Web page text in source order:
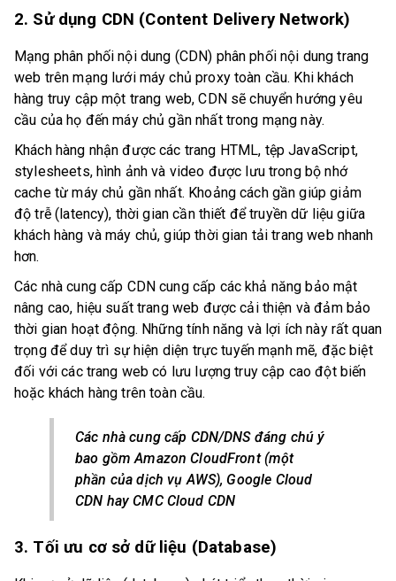
2. Sử dụng CDN (Content Delivery Network)
Mạng phân phối nội dung (CDN) phân phối nội dung trang
web trên mạng lưới máy chủ proxy toàn cầu. Khi khách
hàng truy cập một trang web, CDN sẽ chuyển hướng yêu
cầu của họ đến máy chủ gần nhất trong mạng này.
Khách hàng nhận được các trang HTML, tệp JavaScript,
stylesheets, hình ảnh và video được lưu trong bộ nhớ
cache từ máy chủ gần nhất. Khoảng cách gần giúp giảm
độ trễ (latency), thời gian cần thiết để truyền dữ liệu giữa
khách hàng và máy chủ, giúp thời gian tải trang web nhanh
hơn.
Các nhà cung cấp CDN cung cấp các khả năng bảo mật
nâng cao, hiệu suất trang web được cải thiện và đảm bảo
thời gian hoạt động. Những tính năng và lợi ích này rất quan
trọng để duy trì sự hiện diện trực tuyến mạnh mẽ, đặc biệt
đối với các trang web có lưu lượng truy cập cao đột biến
hoặc khách hàng trên toàn cầu.
Các nhà cung cấp CDN/DNS đáng chú ý
bao gồm Amazon CloudFront (một
phần của dịch vụ AWS), Google Cloud
CDN hay CMC Cloud CDN
3. Tối ưu cơ sở dữ liệu (Database)